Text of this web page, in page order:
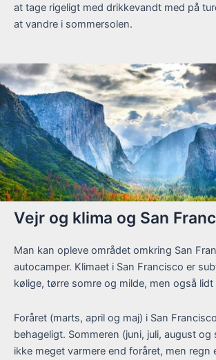
at tage rigeligt med drikkevandt med på
at vandre i sommersolen.
Vejr og klima og San
Man kan opleve området omkring San
autocamper. Klimaet i San Francisco er
kølige, tørre somre og milde, men også lidt
Foråret (marts, april og maj) i San
behageligt. Sommeren (juni, juli, august
ikke meget varmere end foråret, men